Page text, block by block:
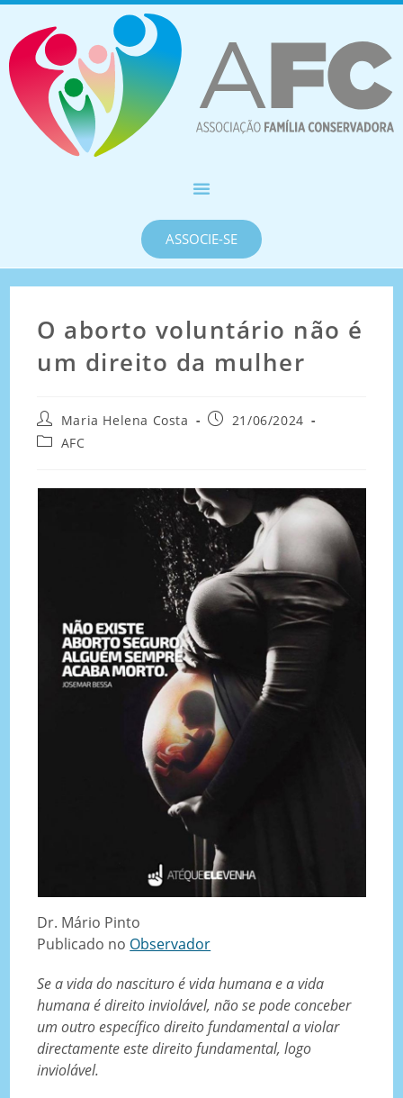
ASSOCIE-SE
O aborto voluntário não é
um direito da mulher
Maria Helena Costa
21/06/2024
AFC
Dr. Mário Pinto
Publicado no Observador
Se a vida do nascituro é vida humana e a vida
humana é direito inviolável, não se pode conceber
um outro específico direito fundamental a violar
directamente este direito fundamental, logo
inviolável.